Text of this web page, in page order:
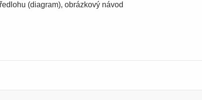
(diagram), obrázkový návod